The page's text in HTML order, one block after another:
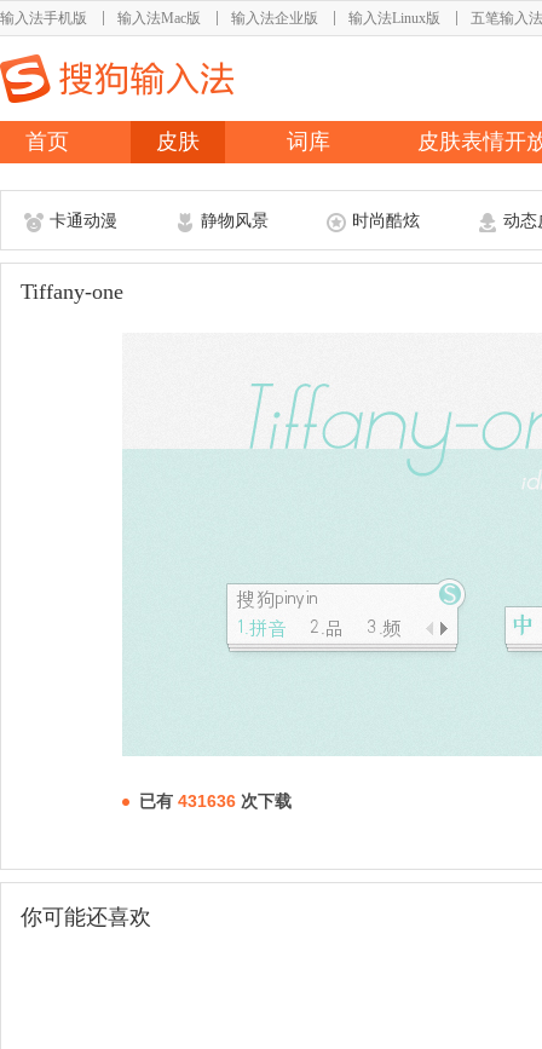
输入法手机版 输入法Mac版 输入法企业版 输入法Linux版 五笔输入法
首页 皮肤 词库 皮肤表情开
卡通动漫 静物风景 时尚酷炫 动态
Tiffany-one
已有 431636 次下载
你可能还喜欢